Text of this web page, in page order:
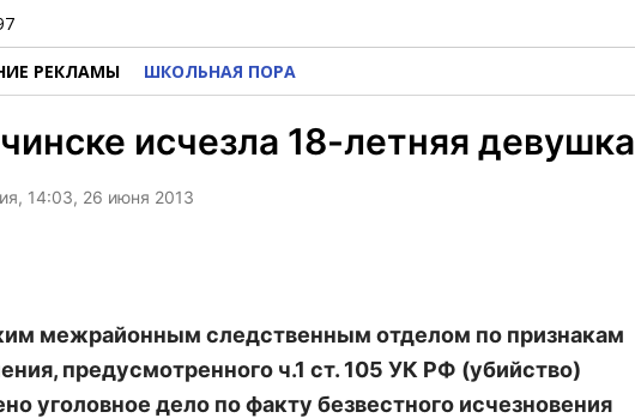
РЕКЛАМЫ ШКОЛЬНАЯ ПОРА
исчезла 18-летняя девушка
14:03, 26 июня 2013
межрайонным следственным отделом по признакам
предусмотренного ч.1 ст. 105 УК РФ (убийство)
уголовное дело по факту безвестного исчезновения